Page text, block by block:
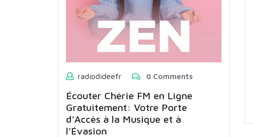
radiodideefr 0 Comments
Écouter Chérie FM en Ligne
Gratuitement: Votre Porte
d’Accès à la Musique et à
l’Évasion